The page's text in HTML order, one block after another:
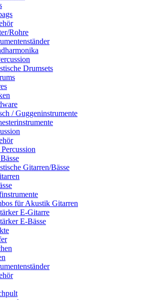
Rohre
Drumsets
/ Guggeninstrumente
Gitarren/Bässe
für Akustik Gitarren
E-Gitarre
E-Bässe